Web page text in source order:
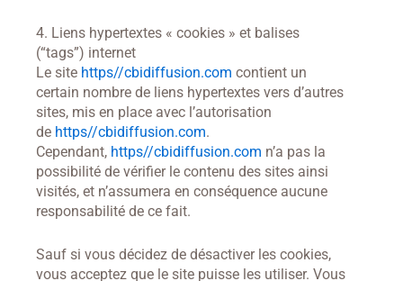
4. Liens hypertextes « cookies » et balises
(“tags”) internet
Le site https//cbidiffusion.com contient un
certain nombre de liens hypertextes vers d’autres
sites, mis en place avec l’autorisation
de https//cbidiffusion.com.
Cependant, https//cbidiffusion.com n’a pas la
possibilité de vérifier le contenu des sites ainsi
visités, et n’assumera en conséquence aucune
responsabilité de ce fait.
Sauf si vous décidez de désactiver les cookies,
vous acceptez que le site puisse les utiliser. Vous